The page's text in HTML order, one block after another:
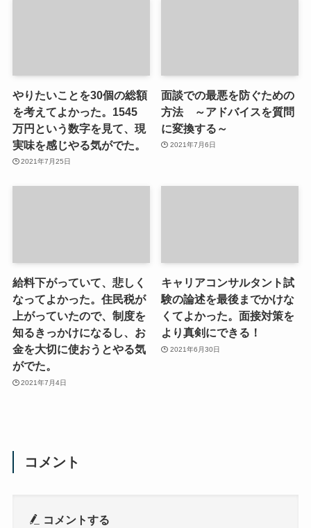
やりたいことを30個の総額
を考えてよかった。1545
万円という数字を見て、現
実味を感じやる気がでた。
2021年7月25日
面談での最悪を防ぐための
方法 ～アドバイスを質問
に変換する～
2021年7月6日
給料下がっていて、悲しく
なってよかった。住民税が
上がっていたので、制度を
知るきっかけになるし、お
金を大切に使おうとやる気
がでた。
2021年7月4日
キャリアコンサルタント試
験の論述を最後までかけな
くてよかった。面接対策を
より真剣にできる！
2021年6月30日
コメント
コメントする